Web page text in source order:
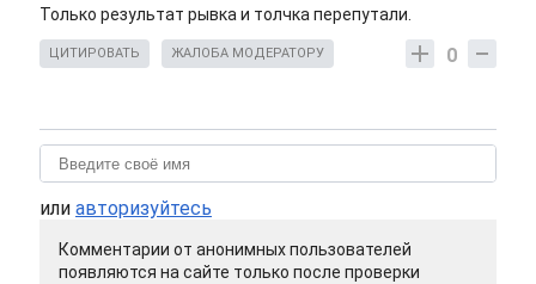
Только результат рывка и толчка перепутали.
0
ЦИТИРОВАТЬ ЖАЛОБА МОДЕРАТОРУ
или авторизуйтесь
Комментарии от анонимных пользователей
появляются на сайте только после проверки